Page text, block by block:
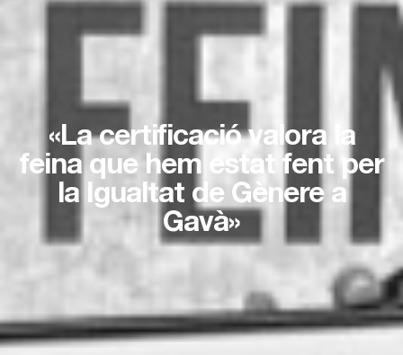
«La certificació valora la
feina que hem estat fent per
la Igualtat de Gènere a
Gavà»